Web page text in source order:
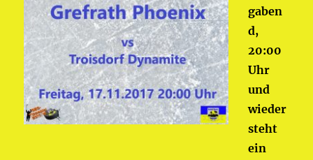
gaben
d,
20:00
Uhr
und
wieder
steht
ein